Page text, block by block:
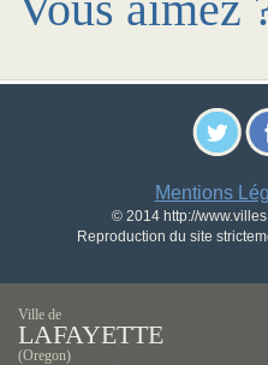
Mentions
© 2014 http://
Reproduction du site
Ville de
LAFAYETTE
(Oregon)